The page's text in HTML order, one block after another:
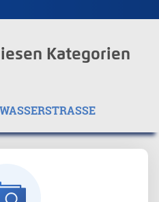
Kategorien
WASSERSTRASSE